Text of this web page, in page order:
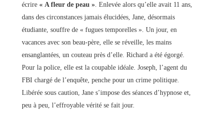
écrire « A fleur de peau ». Enlevée alors qu’elle avait 11 ans,
dans des circonstances jamais élucidées, Jane, désormais
étudiante, souffre de « fugues temporelles ». Un jour, en
vacances avec son beau-père, elle se réveille, les mains
ensanglantées, un couteau près d’elle. Richard a été égorgé.
Pour la police, elle est la coupable idéale. Joseph, l’agent du
FBI chargé de l’enquête, penche pour un crime politique.
Libérée sous caution, Jane s’impose des séances d’hypnose et,
peu à peu, l’effroyable vérité se fait jour.